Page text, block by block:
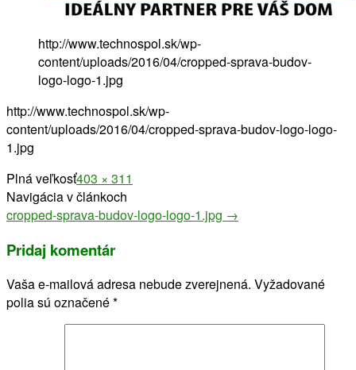
http://www.technospol.sk/wp-
content/uploads/2016/04/cropped-sprava-budov-
logo-logo-1.jpg
http://www.technospol.sk/wp-
content/uploads/2016/04/cropped-sprava-budov-logo-logo-
1.jpg
Plná veľkosť403 × 311
Navigácia v článkoch
cropped-sprava-budov-logo-logo-1.jpg →
Pridaj komentár
Vaša e-mailová adresa nebude zverejnená. Vyžadované
polia sú označené*